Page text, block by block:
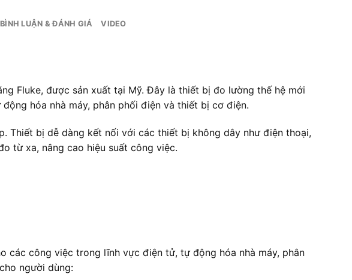
BÌNH LUẬN & ĐÁNH GIÁ VIDEO
Fluke, được sản xuất tại Mỹ. Đây là thiết bị đo lường thế hệ mới
hóa nhà máy, phân phối điện và thiết bị cơ điện.
Thiết bị dễ dàng kết nối với các thiết bị không dây như điện thoại,
từ xa, nâng cao hiệu suất công việc.
các công việc trong lĩnh vực điện tử, tự động hóa nhà máy, phân
người dùng: